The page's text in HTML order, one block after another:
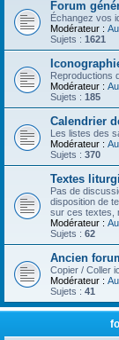
Forum
Échangez vos
Modérateur :
Sujets : 1621
Reproductions
Modérateur :
Sujets : 185
Calendrier
Les listes des
Modérateur :
Sujets : 370
Textes
Pas de
disposition de
sur ces textes,
Modérateur :
Sujets : 62
Ancien
Copier / Coller
Modérateur :
Sujets : 41